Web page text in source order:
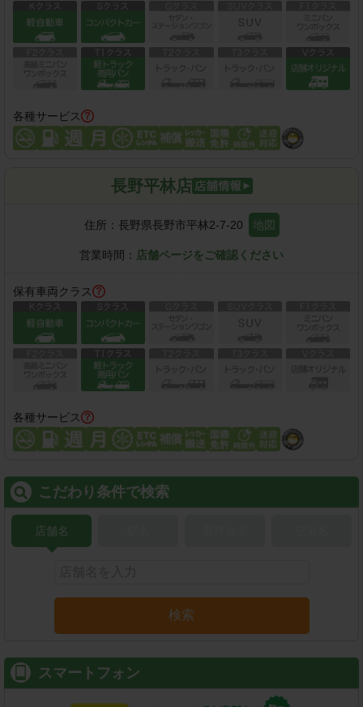
各種サービス
長野平林店
住所： 長野県長野市平林2-7-20 地図
営業時間： 店舗ページをご確認ください
保有車両クラス
各種サービス
こだわり条件で検索
店舗名
検索
スマートフォン